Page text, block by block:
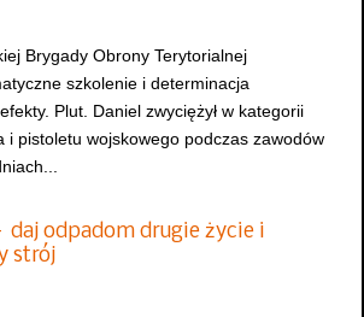
Brygady Obrony Terytorialnej
szkolenie i determinacja
Plut. Daniel zwyciężył w kategorii
i pistoletu wojskowego podczas zawodów
daj odpadom drugie życie i
strój